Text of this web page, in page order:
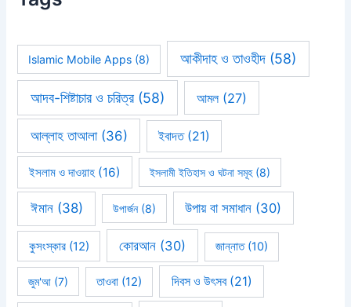
Islamic Mobile Apps (8) আকীদাহ ও তাওহীদ(58)
আদব-শিষ্টাচার ও চরিত্র(58) আমল(27)
আল্লাহ তাআলা(36) ইবাদত(21)
ইসলাম ও দাওয়াহ (16) ইসলামী ইতিহাস ও ঘটনা সমূহ(8)
ঈমান(38) উপার্জন(8) উপায় বা সমাধান (30)
কুসংস্কার(12) কোরআন (30) জান্নাত(10)
জুম'আ (7) তাওবা (12) দিবস ও উৎসব(21)